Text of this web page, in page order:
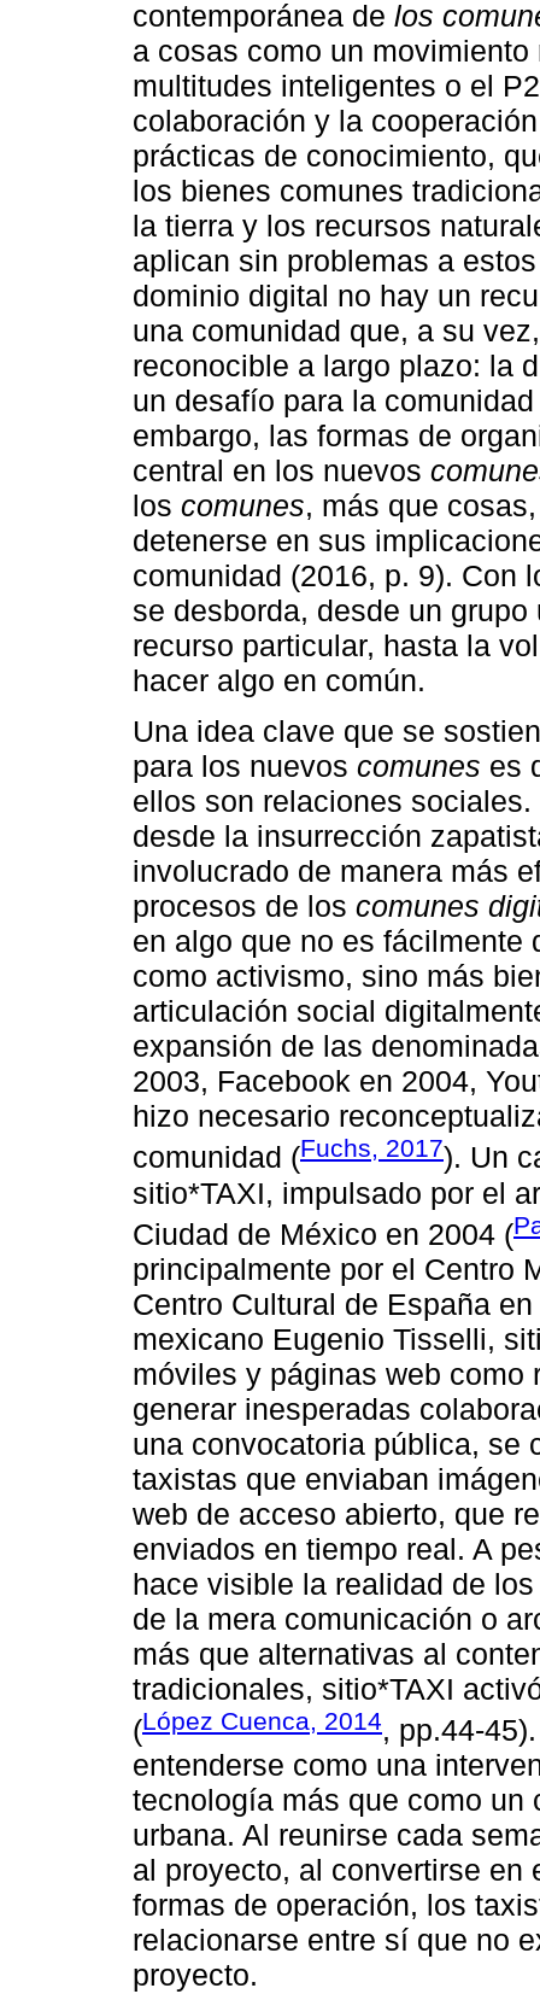
contemporánea de los
a cosas como un
multitudes inteligentes o el
colaboración y la
prácticas de conocimiento,
los bienes comunes
la tierra y los recursos
aplican sin problemas a
dominio digital no hay un
una comunidad que, a su
reconocible a largo plazo: la
un desafío para la
embargo, las formas de
central en los nuevos
los comunes, más que
detenerse en sus
comunidad (2016, p. 9). Con
se desborda, desde un
recurso particular, hasta la
hacer algo en común.
Una idea clave que se
para los nuevos comunes es
ellos son relaciones
desde la insurrección
involucrado de manera más
procesos de los comunes
en algo que no es
como activismo, sino más
articulación social
expansión de las
2003, Facebook en 2004,
hizo necesario
comunidad (Fuchs, 2017). Un
sitio*TAXI, impulsado por el
Ciudad de México en 2004 (
principalmente por el Centro
Centro Cultural de España
mexicano Eugenio Tisselli,
móviles y páginas web como
generar inesperadas
una convocatoria pública, se
taxistas que enviaban
web de acceso abierto, que
enviados en tiempo real. A
hace visible la realidad de
de la mera comunicación o
más que alternativas al
tradicionales, sitio*TAXI
(López Cuenca, 2014, pp.44-
entenderse como una
tecnología más que como un
urbana. Al reunirse cada
al proyecto, al convertirse en
formas de operación, los
relacionarse entre sí que no
proyecto.